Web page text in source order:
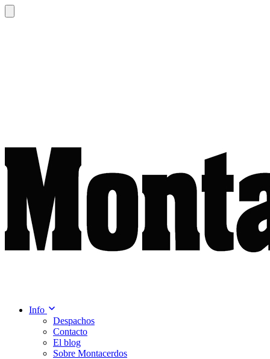
Info
Despachos
Contacto
El blog
Sobre Montacerdos